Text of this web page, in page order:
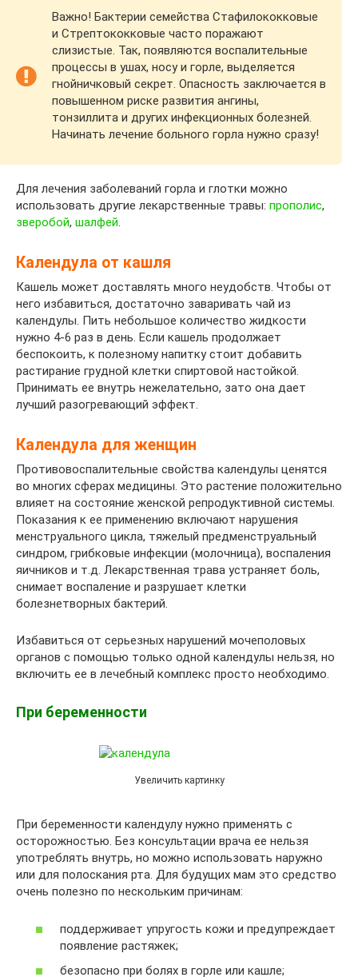
Важно! Бактерии семейства Стафилококковые
и Стрептококковые часто поражают
слизистые. Так, появляются воспалительные
процессы в ушах, носу и горле, выделяется
гнойничковый секрет. Опасность заключается в
повышенном риске развития ангины,
тонзиллита и других инфекционных болезней.
Начинать лечение больного горла нужно сразу!
Для лечения заболеваний горла и глотки можно
использовать другие лекарственные травы: прополис,
зверобой, шалфей
Календула от кашля
Кашель может доставлять много неудобств. Чтобы от
него избавиться, достаточно заваривать чай из
календулы. Пить небольшое количество жидкости
нужно 4-6 раз в день. Если кашель продолжает
беспокоить, к полезному напитку стоит добавить
растирание грудной клетки спиртовой настойкой.
Принимать ее внутрь нежелательно, зато она дает
лучший разогревающий эффект.
Календула для женщин
Противовоспалительные свойства календулы ценятся
во многих сферах медицины. Это растение положительно
влияет на состояние женской репродуктивной системы.
Показания к ее применению включают нарушения
менструального цикла, тяжелый предменструальный
синдром, грибковые инфекции (молочница), воспаления
яичников и т.д. Лекарственная трава устраняет боль,
снимает воспаление и разрушает клетки
болезнетворных бактерий.
Избавиться от серьезных нарушений мочеполовых
органов с помощью только одной календулы нельзя, но
включить ее в лечебный комплекс просто необходимо.
При беременности
Увеличить картинку
При беременности календулу нужно применять с
осторожностью. Без консультации врача ее нельзя
употреблять внутрь, но можно использовать наружно
или для полоскания рта. Для будущих мам это средство
очень полезно по нескольким причинам:
поддерживает упругость кожи и предупреждает
появление растяжек;
безопасно при болях в горле или кашле;